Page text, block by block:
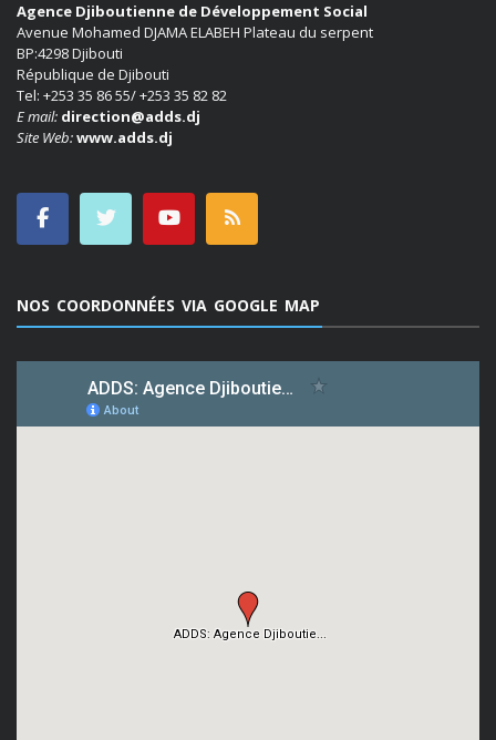
Agence Djiboutienne de Développement Social
Avenue Mohamed DJAMA ELABEH Plateau du serpent
BP:4298 Djibouti
République de Djibouti
Tel: +253 35 86 55/ +253 35 82 82
E mail: direction@adds.dj
Site Web:www.adds.dj
NOS COORDONNÉES VIA GOOGLE MAP